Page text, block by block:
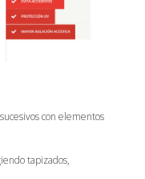
con elementos
tapizados,